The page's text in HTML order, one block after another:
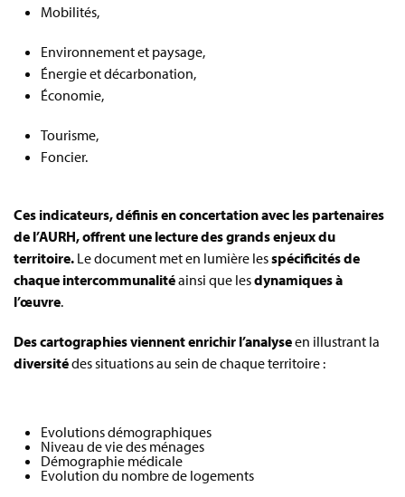
Mobilités,
Environnement et paysage,
Énergie et décarbonation,
Économie,
Tourisme,
Foncier.
Ces indicateurs, définis en concertation avec les partenaires
de l’AURH, offrent une lecture des grands enjeux du
territoire. Le document met en lumière lesspécificités de
chaque intercommunalitéainsi que lesdynamiques à
l’œuvre.
Des cartographies viennent enrichir l’analyseen illustrant la
diversitédes situations au sein de chaque territoire :
Evolutions démographiques
Niveau de vie des ménages
Démographie médicale
Evolution du nombre de logements